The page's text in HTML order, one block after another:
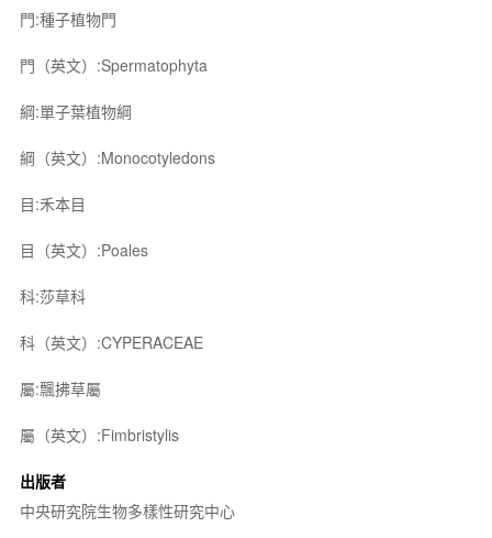
門:種子植物門
門（英文）:Spermatophyta
綱:單子葉植物綱
綱（英文）:Monocotyledons
目:禾本目
目（英文）:Poales
科:莎草科
科（英文）:CYPERACEAE
屬:飄拂草屬
屬（英文）:Fimbristylis
出版者
中央研究院生物多樣性研究中心